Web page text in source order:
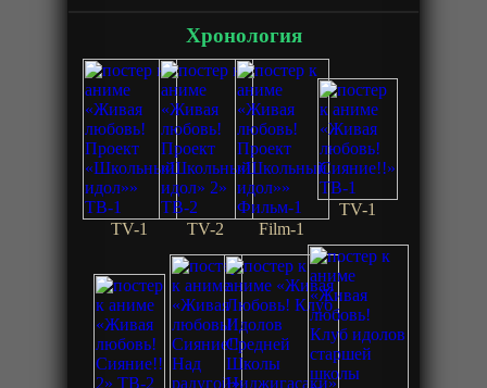
Хронология
TV-1 TV-2 Film-1
TV-1